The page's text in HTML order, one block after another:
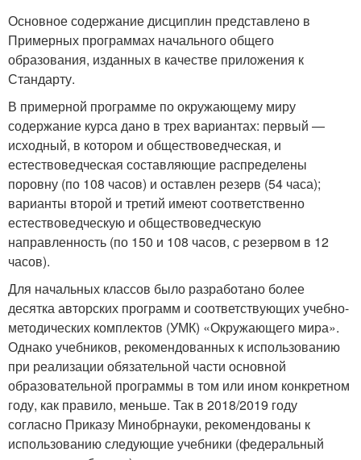
Основное содержание дисциплин представлено в
Примерных программах начального общего
образования, изданных в качестве приложения к
Стандарту.
В примерной программе по окружающему миру
содержание курса дано в трех вариантах: первый —
исходный, в котором и обществоведческая, и
естествоведческая составляющие распределены
поровну (по 108 часов) и оставлен резерв (54 часа);
варианты второй и третий имеют соответственно
естествоведческую и обществоведческую
направленность (по 150 и 108 часов, с резервом в 12
часов).
Для начальных классов было разработано более
десятка авторских программ и соответствующих учебно-
методических комплектов (УМК) «Окружающего мира».
Однако учебников, рекомендованных к использованию
при реализации обязательной части основной
образовательной программы в том или ином конкретном
году, как правило, меньше. Так в 2018/2019 году
согласно Приказу Минобрнауки, рекомендованы к
использованию следующие учебники (федеральный